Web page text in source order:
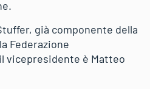
già componente della
Federazione
vicepresidente è Matteo